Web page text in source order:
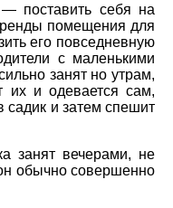
поставить себя на
помещения для
его повседневную
с маленькими
занят но утрам,
их и одевается сам,
садик и затем спешит
занят вечерами, не
обычно совершенно